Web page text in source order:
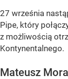
27 września
Pipe, który
z możliwością
Kontynentalnego.
Mateusz